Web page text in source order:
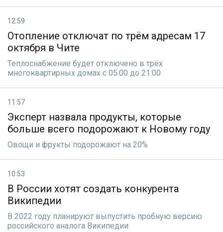
12:59
Отопление отключат по трём адресам 17
октября в Чите
Теплоснабжение будет отключено в трёх
многоквартирных домах с 05:00 до 21:00
11:57
Эксперт назвала продукты, которые
больше всего подорожают к Новому году
Овощи и фрукты подорожают на 20%
10:53
В России хотят создать конкурента
Википедии
В 2022 году планируют выпустить пробную версию
российского аналога Википедии